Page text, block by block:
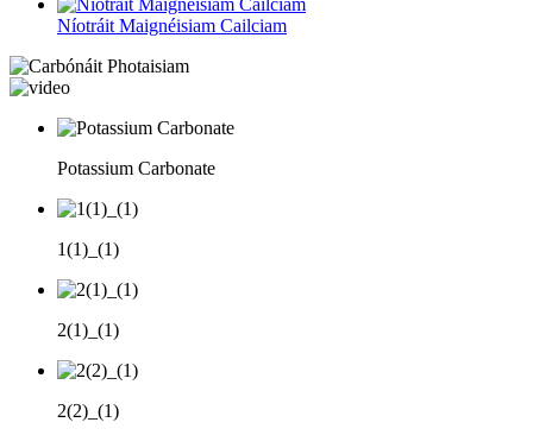
Níotráit Maignéisiam Cailciam
Potassium Carbonate
1(1)_(1)
2(1)_(1)
2(2)_(1)